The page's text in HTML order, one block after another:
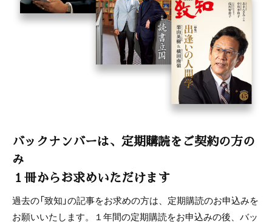
バックナンバーは、定期購読をご契約の方の
み
１冊からお求めいただけます
過去の「致知」の記事をお求めの方は、定期購読のお申込みを
お願いいたします。１年間の定期購読をお申込みの後、バッ